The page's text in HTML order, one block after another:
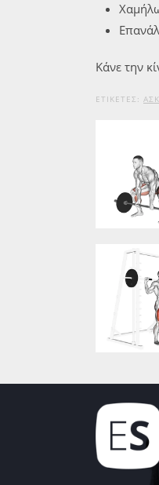
Κάνε την
ΕΤΙΚΕΤΕΣ: